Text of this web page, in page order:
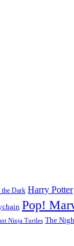
Dark Harry Potter
Pop!
Ninja Turtles The